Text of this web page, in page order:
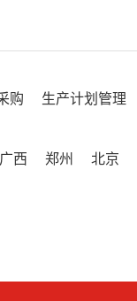
购 生产计划管理
广西 郑州 北京